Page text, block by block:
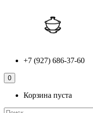
+7 (927) 686-37-60
0
Корзина пуста